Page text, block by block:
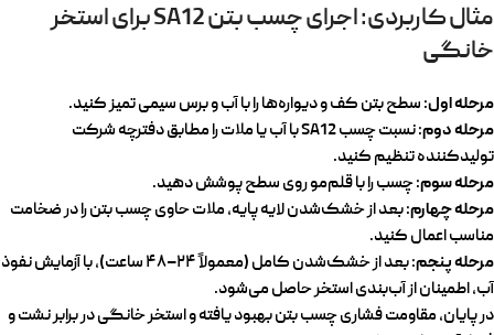
مثال کاربردی: اجرای چسب بتن SA12 برای استخر
خانگی
مرحله اول: سطح بتن کف و دیواره‌ها را با آب و برس سیمی تمیز کنید.
مرحله دوم
: نسبت چسب SA12 با آب یا ملات را مطابق دفترچه شرکت
تولیدکننده تنظیم کنید.
مرحله سوم: چسب را با قلم‌مو روی سطح پوشش دهید.
مرحله چهارم: بعد از خشک‌شدن لایه پایه، ملات حاوی چسب بتن را در ضخامت
مناسب اعمال کنید.
مرحله پنجم
: بعد از خشک‌شدن کامل (معمولاً ۲۴–۴۸ ساعت)، با آزمایش نفوذ
آب، اطمینان از آب‌بندی استخر حاصل می‌شود.
در پایان، مقاومت فشاری چسب بتن بهبود یافته و استخر خانگی در برابر نشت و